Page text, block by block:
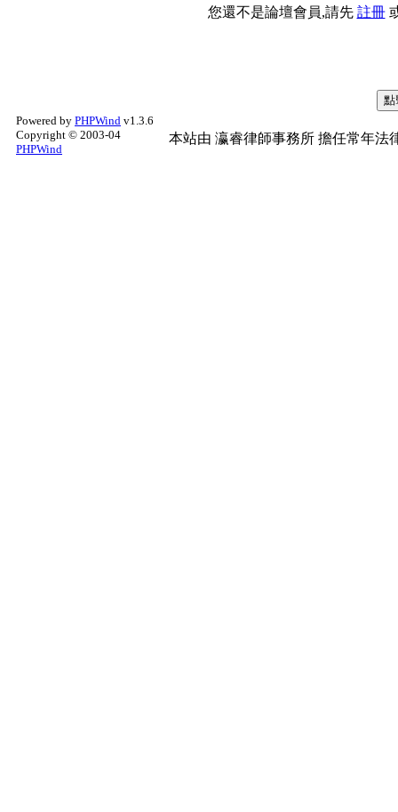
您還不是論壇會員,請先 註冊
Powered by PHPWind v1.3.6
Copyright © 2003-04
PHPWind
本站由 瀛睿律師事務所 擔任常年法